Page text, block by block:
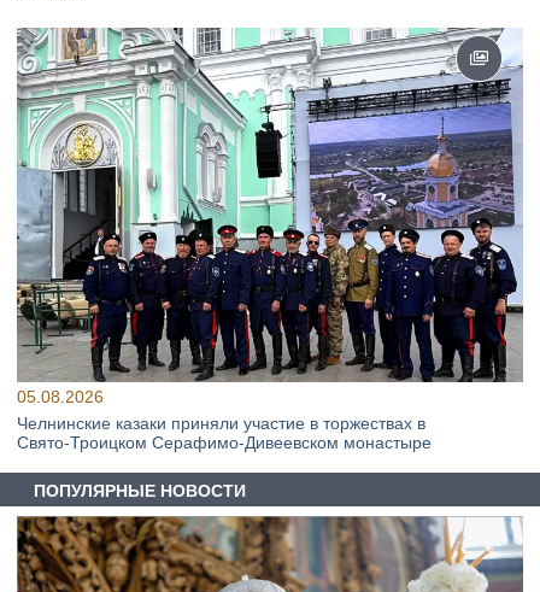
05.08.2026
Челнинские казаки приняли участие в торжествах в
Свято‑Троицком Серафимо‑Дивеевском монастыре
ПОПУЛЯРНЫЕ НОВОСТИ